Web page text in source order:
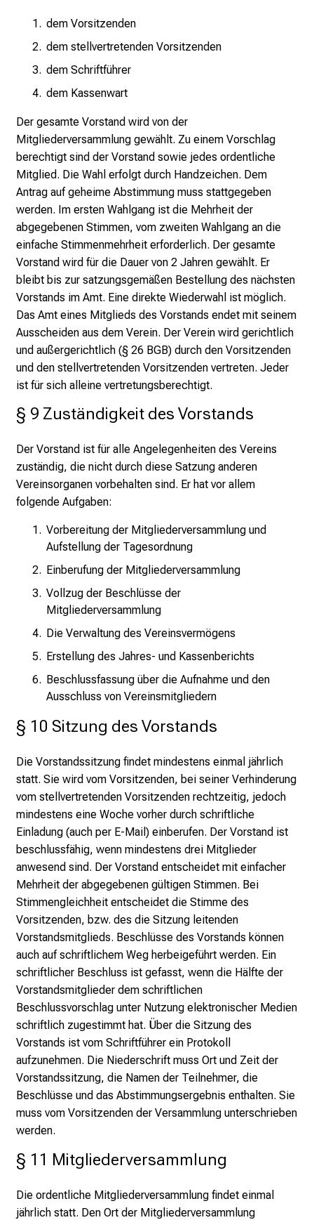
dem Vorsitzenden
dem stellvertretenden Vorsitzenden
dem Schriftführer
dem Kassenwart
Der gesamte Vorstand wird von der
Mitgliederversammlung gewählt. Zu einem Vorschlag
berechtigt sind der Vorstand sowie jedes ordentliche
Mitglied. Die Wahl erfolgt durch Handzeichen. Dem
Antrag auf geheime Abstimmung muss stattgegeben
werden. Im ersten Wahlgang ist die Mehrheit der
abgegebenen Stimmen, vom zweiten Wahlgang an die
einfache Stimmenmehrheit erforderlich. Der gesamte
Vorstand wird für die Dauer von 2 Jahren gewählt. Er
bleibt bis zur satzungsgemäßen Bestellung des nächsten
Vorstands im Amt. Eine direkte Wiederwahl ist möglich.
Das Amt eines Mitglieds des Vorstands endet mit seinem
Ausscheiden aus dem Verein. Der Verein wird gerichtlich
und außergerichtlich (§ 26 BGB) durch den Vorsitzenden
und den stellvertretenden Vorsitzenden vertreten. Jeder
ist für sich alleine vertretungsberechtigt.
§ 9 Zuständigkeit des Vorstands
Der Vorstand ist für alle Angelegenheiten des Vereins
zuständig, die nicht durch diese Satzung anderen
Vereinsorganen vorbehalten sind. Er hat vor allem
folgende Aufgaben:
Vorbereitung der Mitgliederversammlung und
Aufstellung der Tagesordnung
Einberufung der Mitgliederversammlung
Vollzug der Beschlüsse der
Mitgliederversammlung
Die Verwaltung des Vereinsvermögens
Erstellung des Jahres- und Kassenberichts
Beschlussfassung über die Aufnahme und den
Ausschluss von Vereinsmitgliedern
§ 10 Sitzung des Vorstands
Die Vorstandssitzung findet mindestens einmal jährlich
statt. Sie wird vom Vorsitzenden, bei seiner Verhinderung
vom stellvertretenden Vorsitzenden rechtzeitig, jedoch
mindestens eine Woche vorher durch schriftliche
Einladung (auch per E-Mail) einberufen. Der Vorstand ist
beschlussfähig, wenn mindestens drei Mitglieder
anwesend sind. Der Vorstand entscheidet mit einfacher
Mehrheit der abgegebenen gültigen Stimmen. Bei
Stimmengleichheit entscheidet die Stimme des
Vorsitzenden, bzw. des die Sitzung leitenden
Vorstandsmitglieds. Beschlüsse des Vorstands können
auch auf schriftlichem Weg herbeigeführt werden. Ein
schriftlicher Beschluss ist gefasst, wenn die Hälfte der
Vorstandsmitglieder dem schriftlichen
Beschlussvorschlag unter Nutzung elektronischer Medien
schriftlich zugestimmt hat. Über die Sitzung des
Vorstands ist vom Schriftführer ein Protokoll
aufzunehmen. Die Niederschrift muss Ort und Zeit der
Vorstandssitzung, die Namen der Teilnehmer, die
Beschlüsse und das Abstimmungsergebnis enthalten. Sie
muss vom Vorsitzenden der Versammlung unterschrieben
werden.
§ 11 Mitgliederversammlung
Die ordentliche Mitgliederversammlung findet einmal
jährlich statt. Den Ort der Mitgliederversammlung